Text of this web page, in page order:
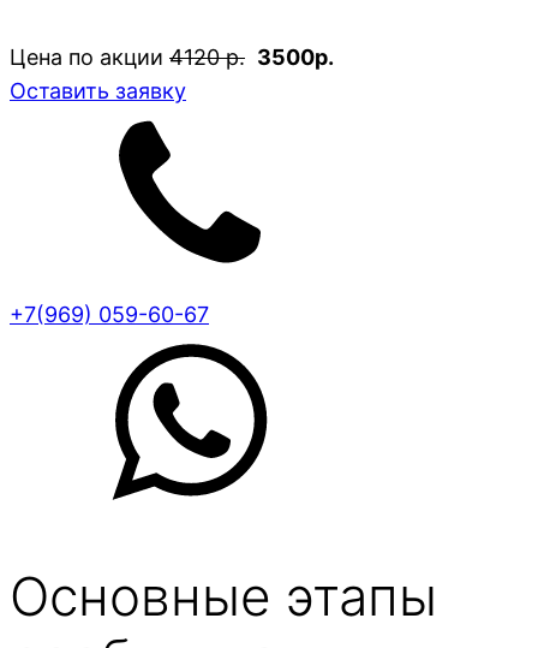
Цена по акции 4120 р. 3500р.
Оставить заявку
+7(969) 059-60-67
Основные этапы